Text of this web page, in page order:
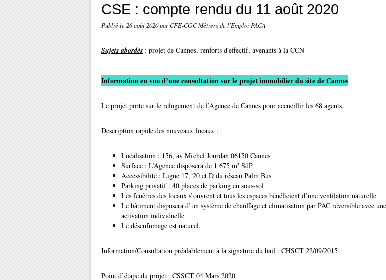
CSE : compte rendu du 11 août 2020
Publié le 26 août 2020par CFE-CGC Métiers de l'Emploi PACA
Sujets abordés : projet de Cannes, renforts d'effectif, avenants à la CCN
Information en vue d’une consultation sur le projet immobilier du site de Cannes
Le projet porte sur le relogement de l’Agence de Cannes pour accueillir les 68 agents.
Description rapide des nouveaux locaux :
Localisation : 156, av Michel Jourdan 06150 Cannes
Surface : L’Agence disposera de 1 675 m² SdP
Accessibilité : Ligne 17, 20 et D du réseau Palm Bus
Parking privatif : 40 places de parking en sous-sol
Les fenêtres des locaux s’ouvrent et tous les espaces bénéficient d’une ventilation naturelle
Le bâtiment disposera d’un système de chauffage et climatisation par PAC réversible avec une
activation individuelle
Le désenfumage est naturel.
Information/Consultation préalablement à la signature du bail : CHSCT 22/09/2015
Point d’étape du projet : CSSCT 04 Mars 2020